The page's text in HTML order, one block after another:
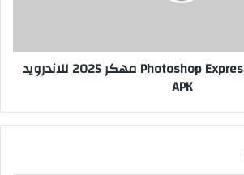
تنزيل فوتوشوب Photoshop Express مهكر 2025 للاندرويد
APK